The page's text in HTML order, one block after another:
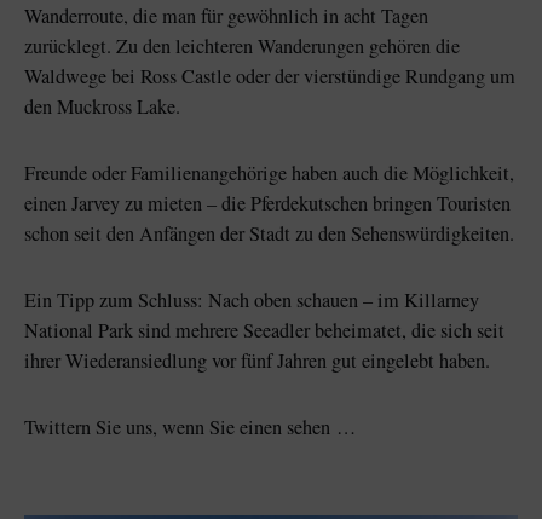
Wanderroute, die man für gewöhnlich in acht Tagen
zurücklegt. Zu den leichteren Wanderungen gehören die
Waldwege bei Ross Castle oder der vierstündige Rundgang um
den Muckross Lake.
Freunde oder Familienangehörige haben auch die Möglichkeit,
einen Jarvey zu mieten – die Pferdekutschen bringen Touristen
schon seit den Anfängen der Stadt zu den Sehenswürdigkeiten.
Ein Tipp zum Schluss: Nach oben schauen – im Killarney
National Park sind mehrere Seeadler beheimatet, die sich seit
ihrer Wiederansiedlung vor fünf Jahren gut eingelebt haben.
Twittern Sie uns, wenn Sie einen sehen …